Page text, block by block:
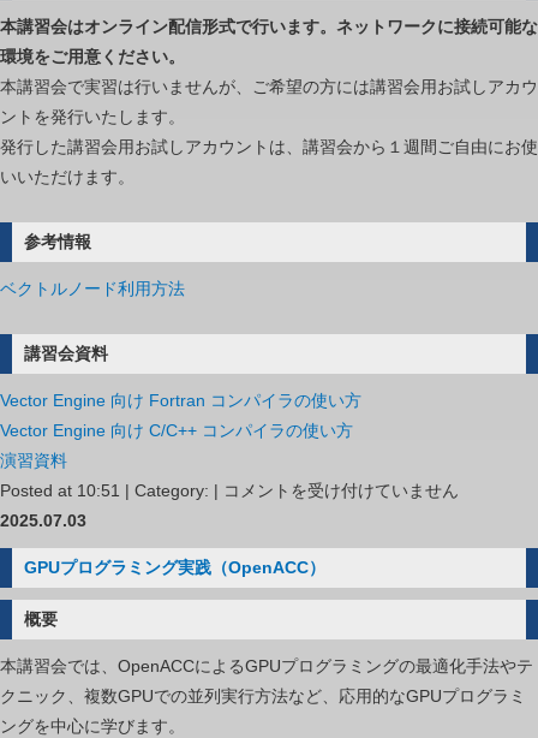
本講習会はオンライン配信形式で行います。ネットワークに接続可能な
環境をご用意ください。
本講習会で実習は行いませんが、ご希望の方には講習会用お試しアカウ
ントを発行いたします。
発行した講習会用お試しアカウントは、講習会から１週間ご自由にお使
いいただけます。
参考情報
ベクトルノード利用方法
講習会資料
Vector Engine 向け Fortran コンパイラの使い方
Vector Engine 向け C/C++ コンパイラの使い方
演習資料
Posted at 10:51 | Category: | SX-
TSUBASA
高
化
技
法
コメントを受け付けていません
2025.07.03
GPUプログラミング実践（OpenACC）
概要
本講習会では、OpenACCによるGPUプログラミングの最適化手法やテ
クニック、複数GPUでの並列実行方法など、応用的なGPUプログラミ
ングを中心に学びます。